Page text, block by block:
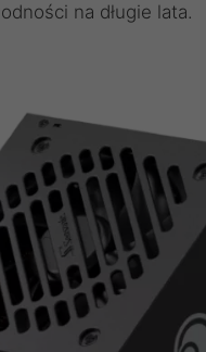
na długie lata.